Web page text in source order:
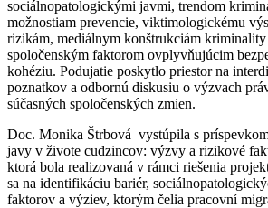
sociálnopatologickými javmi, trendom
možnostiam prevencie, viktimologickému
rizikám, mediálnym konštrukciám
spoločenským faktorom ovplyvňujúcim
kohéziu. Podujatie poskytlo priestor na
poznatkov a odbornú diskusiu o výzvach
súčasných spoločenských zmien.
Doc. Monika Štrbová vystúpila s
javy v živote cudzincov: výzvy a rizikové
ktorá bola realizovaná v rámci riešenia
sa na identifikáciu bariér,
faktorov a výziev, ktorým čelia pracovní